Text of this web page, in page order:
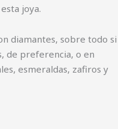
joya.
diamantes, sobre todo si
de preferencia, o en
esmeraldas, zafiros y